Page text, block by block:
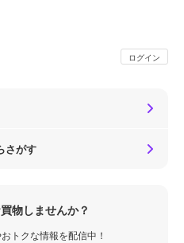
ログイン
さがす
物しませんか？
トクな情報を配信中！